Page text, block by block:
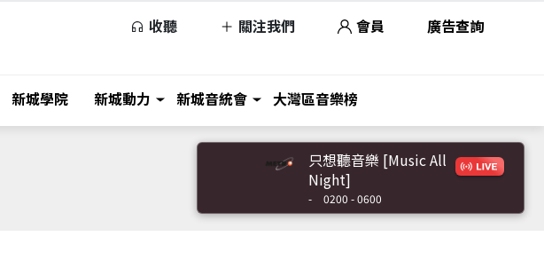
收聽 關注我們 會員 廣告查詢
新城學院 新城動力 新城音統會 大灣區音樂榜
只想聽音樂 [Music All
Night]
- 0200 - 0600